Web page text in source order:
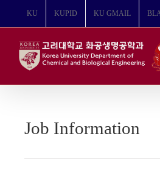
뛰
KU KUPID KU GMAIL
Job Information